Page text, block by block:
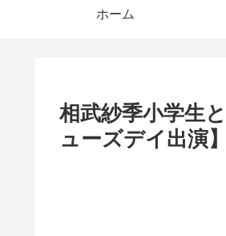
ホーム
相武紗季小学生
ューズデイ出演】